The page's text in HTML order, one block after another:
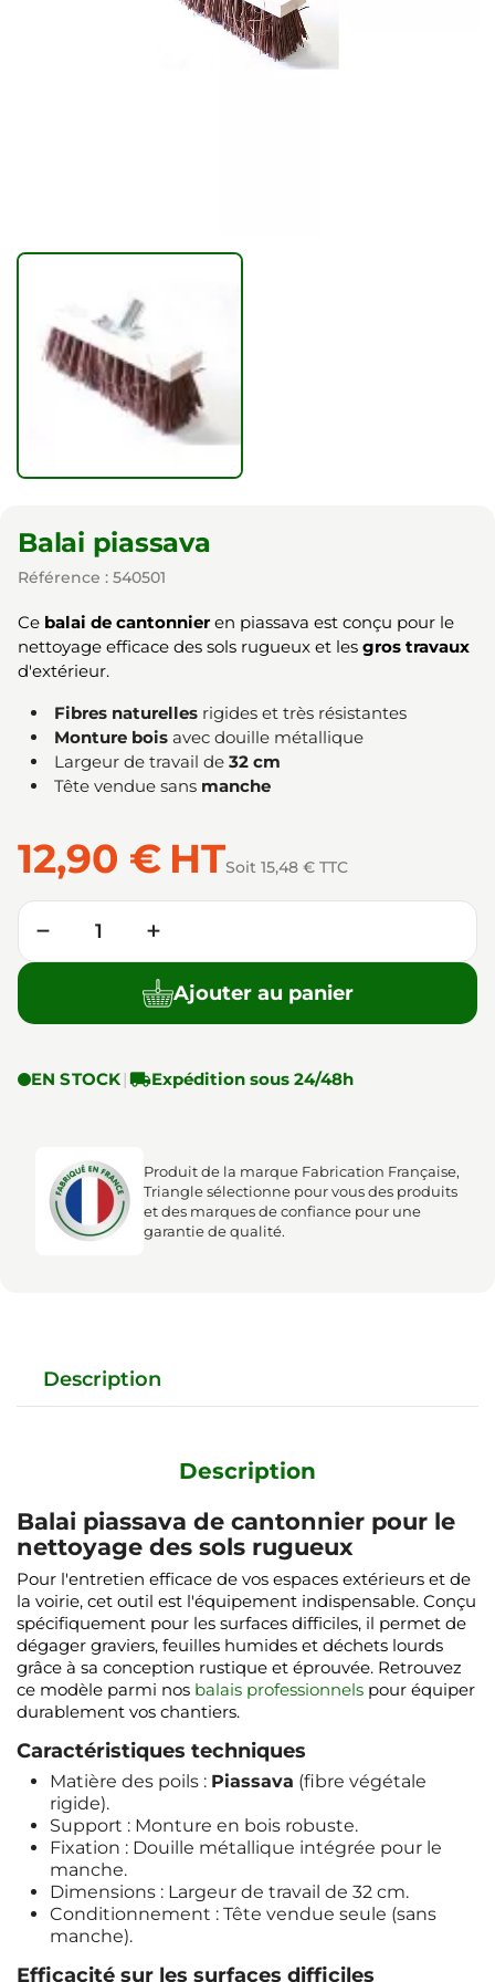
Balai piassava
Référence : 540501
Ce balai de cantonnieren piassava est conçu pour le
nettoyage efficace des sols rugueux et les gros travaux
d'extérieur.
Fibres naturelles rigides et très résistantes
Monture bois avec douille métallique
Largeur de travail de 32 cm
Tête vendue sans manche
12,90 € HTSoit 15,48 € TTC
Quantité
− +
Ajouter au panier
EN STOCK |Expédition sous 24/48h
Produit de la marque Fabrication Française,
Triangle sélectionne pour vous des produits
et des marques de confiance pour une
garantie de qualité.
Description
Description
Balai piassava de cantonnier pour le
nettoyage des sols rugueux
Pour l'entretien efficace de vos espaces extérieurs et de
la voirie, cet outil est l'équipement indispensable. Conçu
spécifiquement pour les surfaces difficiles, il permet de
dégager graviers, feuilles humides et déchets lourds
grâce à sa conception rustique et éprouvée. Retrouvez
ce modèle parmi nos balais professionnels pour équiper
durablement vos chantiers.
Caractéristiques techniques
Matière des poils : Piassava (fibre végétale
rigide).
Support : Monture en bois robuste.
Fixation : Douille métallique intégrée pour le
manche.
Dimensions : Largeur de travail de 32 cm.
Conditionnement : Tête vendue seule (sans
manche).
Efficacité sur les surfaces difficiles